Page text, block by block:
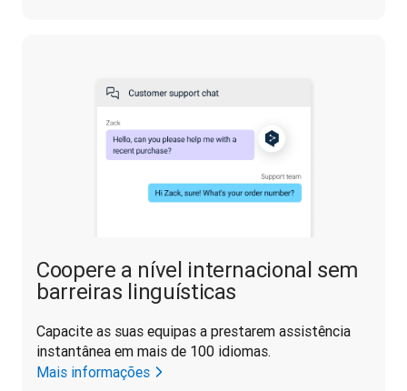
Coopere a nível internacional sem
barreiras linguísticas
Capacite as suas equipas a prestarem assistência
instantânea em mais de 100 idiomas.
Mais informações